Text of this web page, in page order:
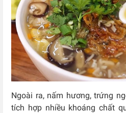
Ngoài ra, nấm hương, trứng
tích hợp nhiều khoáng chất